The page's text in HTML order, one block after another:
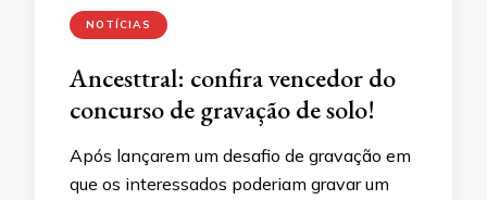
NOTÍCIAS
Ancesttral: confira vencedor do
concurso de gravação de solo!
Após lançarem um desafio de gravação em
que os interessados poderiam gravar um